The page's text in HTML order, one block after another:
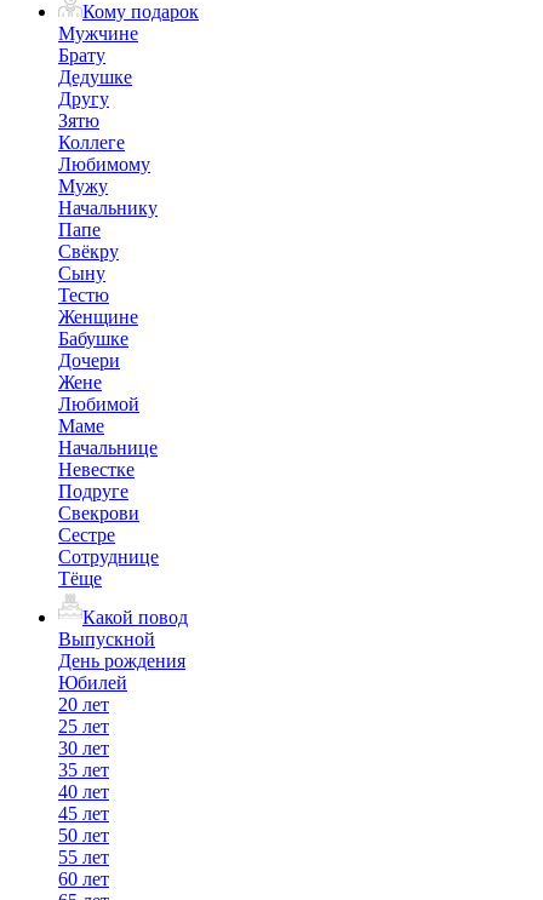
Кому подарок
Мужчине
Брату
Дедушке
Другу
Зятю
Коллеге
Любимому
Мужу
Начальнику
Папе
Свёкру
Сыну
Тестю
Женщине
Бабушке
Дочери
Жене
Любимой
Маме
Начальнице
Невестке
Подруге
Свекрови
Сестре
Сотруднице
Тёще
Какой повод
Выпускной
День рождения
Юбилей
20 лет
25 лет
30 лет
35 лет
40 лет
45 лет
50 лет
55 лет
60 лет